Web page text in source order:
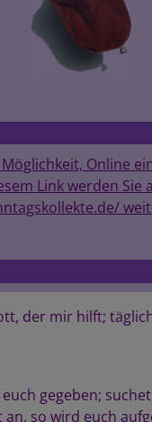
Online
Link werden Sie
der mir hilft;
gegeben;
so wird euch